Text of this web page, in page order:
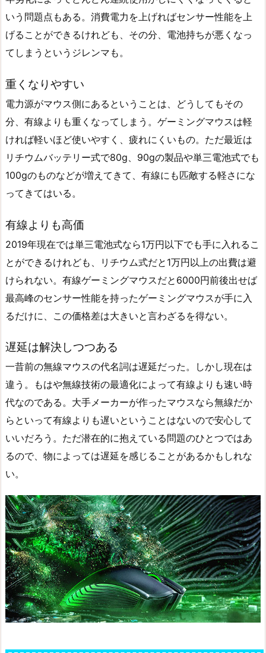
いう問題点もある。消費電力を上げればセンサー性能を上
げることができるけれども、その分、電池持ちが悪くなっ
てしまうというジレンマも。
重くなりやすい
電力源がマウス側にあるということは、どうしてもその
分、有線よりも重くなってしまう。ゲーミングマウスは軽
ければ軽いほど使いやすく、疲れにくいもの。ただ最近は
リチウムバッテリー式で80g、90gの製品や単三電池式でも
100gのものなどが増えてきて、有線にも匹敵する軽さにな
ってきてはいる。
有線よりも高価
2019年現在では単三電池式なら1万円以下でも手に入れるこ
とができるけれども、リチウム式だと1万円以上の出費は避
けられない。有線ゲーミングマウスだと6000円前後出せば
最高峰のセンサー性能を持ったゲーミングマウスが手に入
るだけに、この価格差は大きいと言わざるを得ない。
遅延は解決しつつある
一昔前の無線マウスの代名詞は遅延だった。しかし現在は
違う。もはや無線技術の最適化によって有線よりも速い時
代なのである。大手メーカーが作ったマウスなら無線だか
らといって有線よりも遅いということはないので安心して
いいだろう。ただ潜在的に抱えている問題のひとつではあ
るので、物によっては遅延を感じることがあるかもしれな
い。